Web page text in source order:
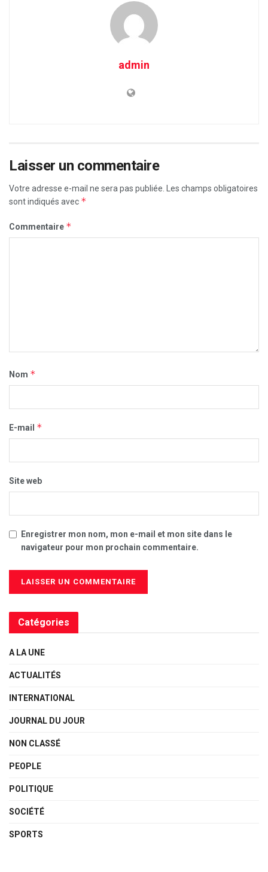
admin
Laisser un commentaire
Votre adresse e-mail ne sera pas publiée.
Les champs obligatoires
sont indiqués avec *
Commentaire *
Nom *
E-mail *
Site web
Enregistrer mon nom, mon e-mail et mon site dans le
navigateur pour mon prochain commentaire.
Catégories
A LA UNE
ACTUALITÉS
INTERNATIONAL
JOURNAL DU JOUR
NON CLASSÉ
PEOPLE
POLITIQUE
SOCIÉTÉ
SPORTS